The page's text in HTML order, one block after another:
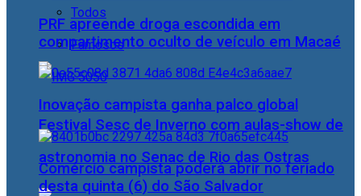
Todos
Famosos
Festival Sesc de Inverno com aulas-show de
astronomia no Senac de Rio das Ostras
PRF apreende droga escondida em
compartimento oculto de veículo em Macaé
Inovação campista ganha palco global
Comércio campista poderá abrir no feriado
desta quinta (6) do São Salvador